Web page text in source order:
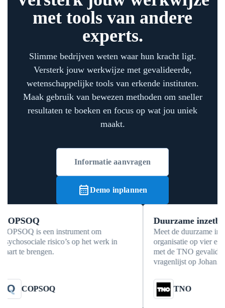
met tools van andere
experts.
Slimme bedrijven weten waar hun kracht ligt.
Versterk jouw werkwijze met gevalideerde,
wetenschappelijke tools van erkende instituten.
Maak gebruik van bewezen methoden om sneller
resultaten te boeken en focus op wat jou uniek
maakt.
Informatie aanvragen
calendar_monthDemo inplannen
is een instrument om
risico’s op het werk in
brengen.
COPSOQ
Duurzame
Meet de duurzame
organisatie op vier
met de TNO gevalideerde
vragenlijst op Johan.nl.
TNO